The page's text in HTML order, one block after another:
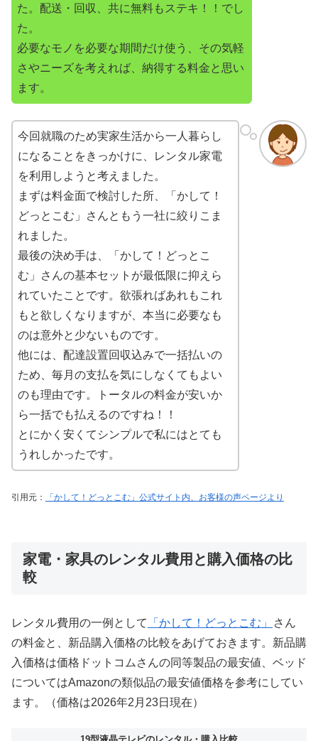
た。配送・回収、共に無料もステキ！！でし
た。
必要なモノを必要な期間だけ使う、その気軽
さやニーズを考えれば、納得する料金と思い
ます。
今回就職のため実家生活から一人暮らし
になることをきっかけに、レンタル家電
を利用しようと考えました。
まずは料金面で検討した所、「かして！
どっとこむ」さんともう一社に絞りこま
れました。
最後の決め手は、「かして！どっとこ
む」さんの基本セットが最低限に抑えら
れていたことです。欲張ればあれもこれ
もと欲しくなりますが、本当に必要なも
のは意外と少ないものです。
他には、配達設置回収込みで一括払いの
ため、毎月の支払を気にしなくてもよい
のも理由です。トータルの料金が安いか
ら一括でも払えるのですね！！
とにかく安くてシンプルで私にはとても
うれしかったです。
引用元： 「かして！どっとこむ」公式サイト内、お客様の声ページより
家電・家具のレンタル費用と購入価格の比
較
レンタル費用の一例として 「かして！どっとこむ」
さん
の料金と、新品購入価格の比較をあげておきます。新品購
入価格は価格ドットコムさんの同等製品の最安値、ベッド
についてはAmazonの類似品の最安値価格を参考にしてい
ます。（価格は2026年2月23日現在）